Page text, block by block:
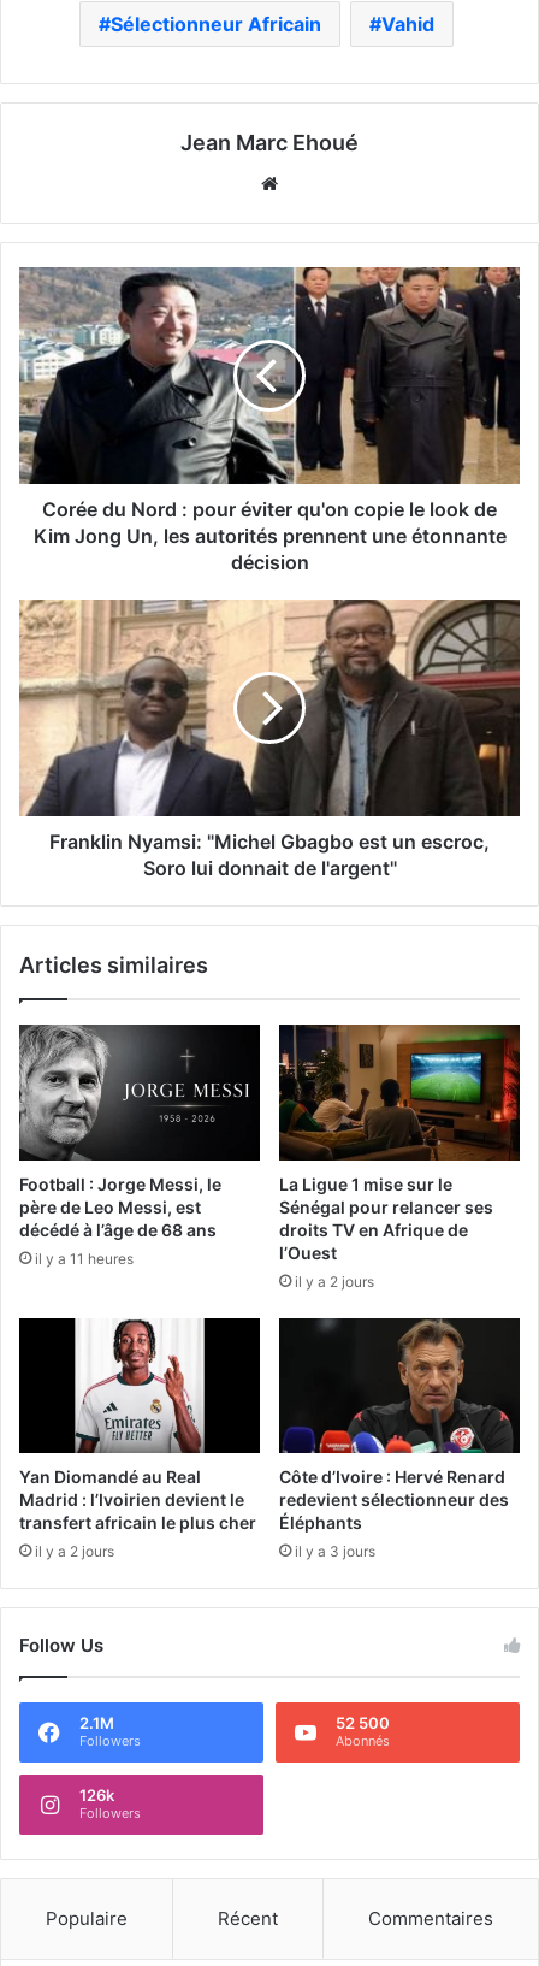
Sélectionneur Africain Vahid
Jean Marc Ehoué
Corée du Nord : pour éviter qu'on copie le look de
Kim Jong Un, les autorités prennent une étonnante
décision
Franklin Nyamsi: "Michel Gbagbo est un escroc,
Soro lui donnait de l'argent"
Articles similaires
Football : Jorge Messi, le
père de Leo Messi, est
décédé à l’âge de 68 ans
il y a 11 heures
La Ligue 1 mise sur le
Sénégal pour relancer ses
droits TV en Afrique de
l’Ouest
il y a 2 jours
Yan Diomandé au Real
Madrid : l’Ivoirien devient le
transfert africain le plus cher
il y a 2 jours
Côte d’Ivoire : Hervé Renard
redevient sélectionneur des
Éléphants
il y a 3 jours
Follow Us
2.1M
Followers
52 500
Abonnés
126k
Followers
Populaire Récent Commentaires